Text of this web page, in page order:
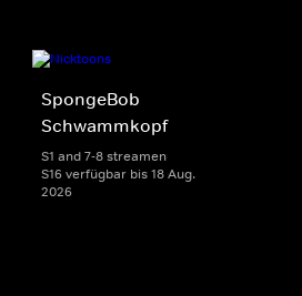
SpongeBob
Schwammkopf
S1 and 7-8 streamen
S16 verfügbar bis 18 Aug.
2026